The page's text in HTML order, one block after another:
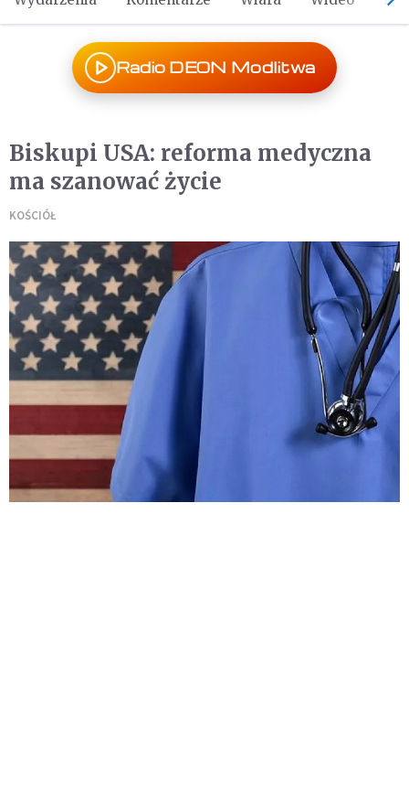
Radio DEON Modlitwa
Biskupi USA: reforma medyczna
ma szanować życie
KOŚCIÓŁ